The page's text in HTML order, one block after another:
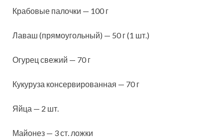
Крабовые палочки — 100 г
Лаваш (прямоугольный) — 50 г (1 шт.)
Огурец свежий — 70 г
Кукуруза консервированная — 70 г
Яйца — 2 шт.
Майонез — 3 ст. ложки